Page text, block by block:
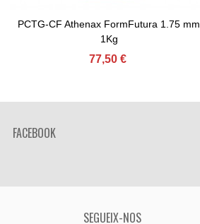
Afegir Al Carret
PCTG-CF Athenax FormFutura 1.75 mm
1Kg
77,50 €
FACEBOOK
SEGUEIX-NOS